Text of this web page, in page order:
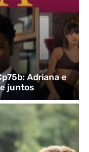
Adriana e
juntos